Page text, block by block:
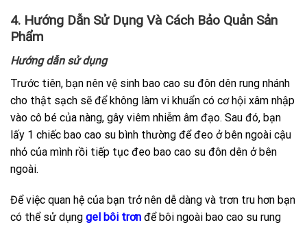
4. Hướng Dẫn Sử Dụng Và Cách Bảo Quản Sản
Phẩm
Hướng dẫn sử dụng
Trước tiên, bạn nên vệ sinh bao cao su đôn dên rung nhánh
cho thật sạch sẽ để không làm vi khuẩn có cơ hội xâm nhập
vào cô bé của nàng, gây viêm nhiễm âm đạo. Sau đó, bạn
lấy 1 chiếc bao cao su bình thường để đeo ở bên ngoài cậu
nhỏ của mình rồi tiếp tục đeo bao cao su đôn dên ở bên
ngoài.
Để việc quan hệ của bạn trở nên dễ dàng và trơn tru hơn bạn
có thể sử dụng gel bôi trơn để bôi ngoài bao cao su rung